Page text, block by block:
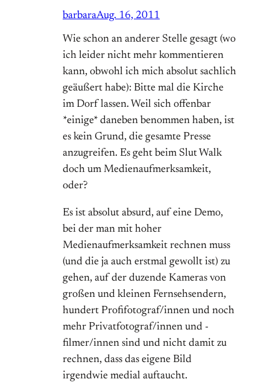
barbaraAug. 16, 2011
Wie schon an anderer Stelle gesagt (wo
ich leider nicht mehr kommentieren
kann, obwohl ich mich absolut sachlich
geäußert habe): Bitte mal die Kirche
im Dorf lassen. Weil sich offenbar
*einige* daneben benommen haben, ist
es kein Grund, die gesamte Presse
anzugreifen. Es geht beim Slut Walk
doch um Medienaufmerksamkeit,
oder?
Es ist absolut absurd, auf eine Demo,
bei der man mit hoher
Medienaufmerksamkeit rechnen muss
(und die ja auch erstmal gewollt ist) zu
gehen, auf der duzende Kameras von
großen und kleinen Fernsehsendern,
hundert Profifotograf/innen und noch
mehr Privatfotograf/innen und -
filmer/innen sind und nicht damit zu
rechnen, dass das eigene Bild
irgendwie medial auftaucht.